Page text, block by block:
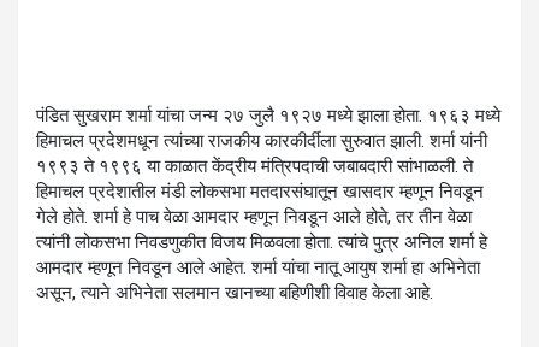
पंडित सुखराम शर्मा यांचा जन्म २७ जुलै १९२७ मध्ये झाला होता. १९६३ मध्ये
हिमाचल प्रदेशमधून त्यांच्या राजकीय कारकीर्दीला सुरुवात झाली. शर्मा यांनी
१९९३ ते १९९६ या काळात केंद्रीय मंत्रिपदाची जबाबदारी सांभाळली. ते
हिमाचल प्रदेशातील मंडी लोकसभा मतदारसंघातून खासदार म्हणून निवडून
गेले होते. शर्मा हे पाच वेळा आमदार म्हणून निवडून आले होते, तर तीन वेळा
त्यांनी लोकसभा निवडणुकीत विजय मिळवला होता. त्यांचे पुत्र अनिल शर्मा हे
आमदार म्हणून निवडून आले आहेत. शर्मा यांचा नातू आयुष शर्मा हा अभिनेता
असून, त्याने अभिनेता सलमान खानच्या बहिणीशी विवाह केला आहे.